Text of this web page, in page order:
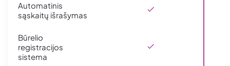
Automatinis
sąskaitų išrašymas
Būrelio
registracijos
sistema